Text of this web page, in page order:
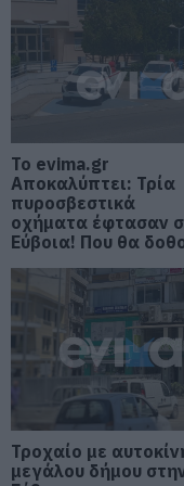
07.08.2026 | 12:00
Χωρίς νερό τώρα
Χαλκίδας
Δελφίνια
σκάφος τουριστών
07.08.2026 | 11:30
Συναγερμός στην
αγωνίας για
επιβάτες
07.08.2026 | 11:15
Έκτακτη διακοπή
στην παραλία
07.08.2026 | 11:00
Το evima.gr
Αποκαλύπτει: Τρία
πυροσβεστικά
οχήματα έφτασαν
Εύβοια! Που θα
Τροχαίο με
μεγάλου δήμου